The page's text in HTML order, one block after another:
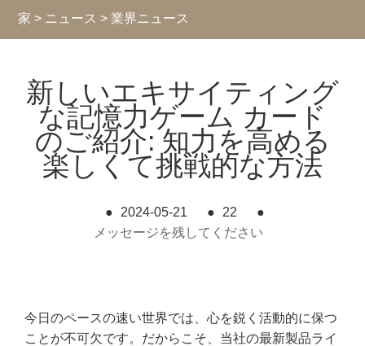
家 > ニュース >業界ニュース
新しいエキサイティング
な記憶力ゲーム カード
のご紹介: 知力を高める
楽しくて挑戦的な方法
● 2024-05-21 ● 22
●
メッセージを残してください
今日のペースの速い世界では、心を鋭く活動的に保つ
ことが不可欠です。だからこそ、当社の最新製品ライ